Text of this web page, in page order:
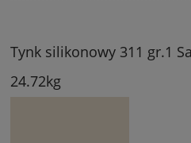
Tynk silikonowy 311 gr.1
24.72kg